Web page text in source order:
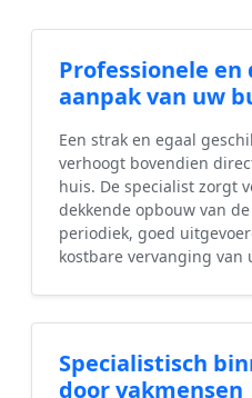
Professionele en
aanpak van uw
Een strak en egaal
verhoogt bovendien
huis. De specialist zorgt
dekkende opbouw van
periodiek, goed
kostbare vervanging van
Specialistisch
door vakmensen